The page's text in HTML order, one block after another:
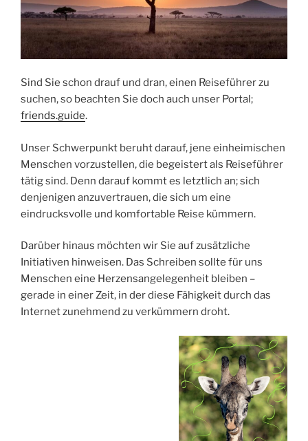
Sind Sie schon drauf und dran, einen Reiseführer zu
suchen, so beachten Sie doch auch unser Portal;
friends.guide.
Unser Schwerpunkt beruht darauf, jene einheimischen
Menschen vorzustellen, die begeistert als Reiseführer
tätig sind. Denn darauf kommt es letztlich an; sich
denjenigen anzuvertrauen, die sich um eine
eindrucksvolle und komfortable Reise kümmern.
Darüber hinaus möchten wir Sie auf zusätzliche
Initiativen hinweisen. Das Schreiben sollte für uns
Menschen eine Herzensangelegenheit bleiben –
gerade in einer Zeit, in der diese Fähigkeit durch das
Internet zunehmend zu verkümmern droht.